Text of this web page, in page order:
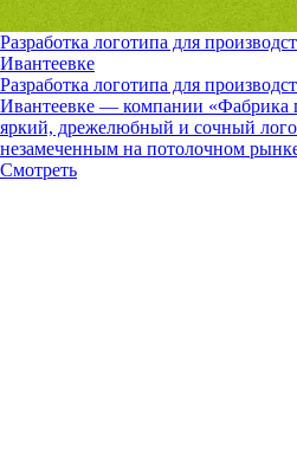
Разработка логотипа для
Ивантеевке
Разработка логотипа для
Ивантеевке — компании «Фабрика
яркий, дрежелюбный и сочный
незамеченным на потолочном
Смотреть